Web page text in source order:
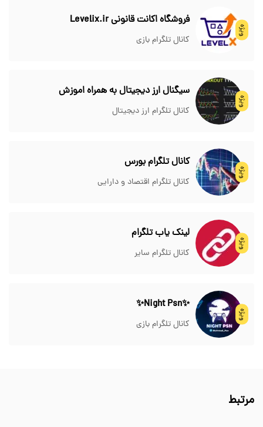
ویژه
فروشگاه اکانت قانونی Levelix.ir
کانال تلگرام بازی
ویژه
سیگنال ارز دیجیتال به همراه اموزش
کانال تلگرام ارز دیجیتال
ویژه
کانال تلگرام بورس
کانال تلگرام اقتصاد و دارایی
ویژه
لینک یاب تلگرام
کانال تلگرام سایر
ویژه
✨Night Psn✨
کانال تلگرام بازی
مرتبط